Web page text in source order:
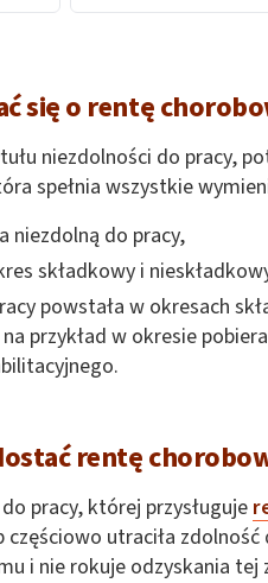
się o rentę
niezdolności do pracy,
spełnia wszystkie
niezdolną do pracy,
składkowy i
powstała w okresach
przykład w okresie
rentę
pracy, której przysługuje
częściowo utraciła
i nie rokuje odzyskania